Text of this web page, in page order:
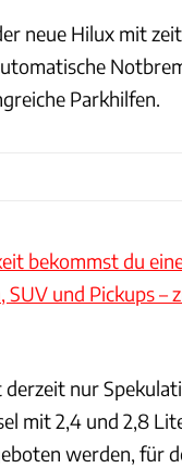
neue Hilux mit
Parkhilfen.
bekommst du
und Pickups
nur
mit 2,4 und 2,8
werden, für